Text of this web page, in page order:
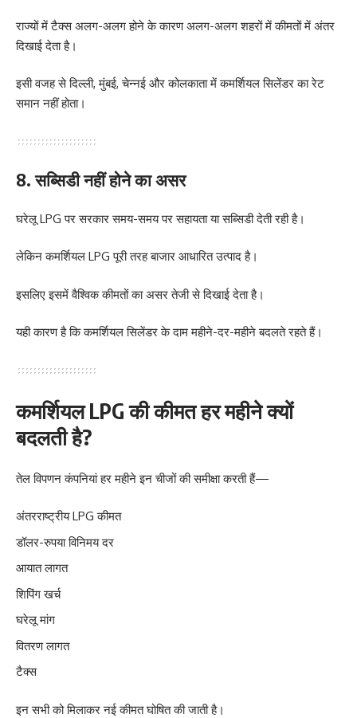
राज्यों में टैक्स अलग-अलग होने के कारण अलग-अलग शहरों में कीमतों में अंतर
दिखाई देता है।
इसी वजह से दिल्ली, मुंबई, चेन्नई और कोलकाता में कमर्शियल सिलेंडर का रेट
समान नहीं होता।
8. सब्सिडी नहीं होने का असर
घरेलू LPG पर सरकार समय-समय पर सहायता या सब्सिडी देती रही है।
लेकिन कमर्शियल LPG पूरी तरह बाजार आधारित उत्पाद है।
इसलिए इसमें वैश्विक कीमतों का असर तेजी से दिखाई देता है।
यही कारण है कि कमर्शियल सिलेंडर के दाम महीने-दर-महीने बदलते रहते हैं।
कमर्शियल LPG की कीमत हर महीने क्यों
बदलती है?
तेल विपणन कंपनियां हर महीने इन चीजों की समीक्षा करती हैं—
अंतरराष्ट्रीय LPG कीमत
डॉलर-रुपया विनिमय दर
आयात लागत
शिपिंग खर्च
घरेलू मांग
वितरण लागत
टैक्स
इन सभी को मिलाकर नई कीमत घोषित की जाती है।